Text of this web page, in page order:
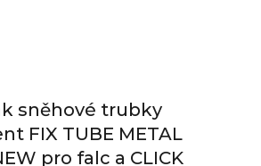
sněhové trubky
FIX TUBE METAL
pro falc a CLICK